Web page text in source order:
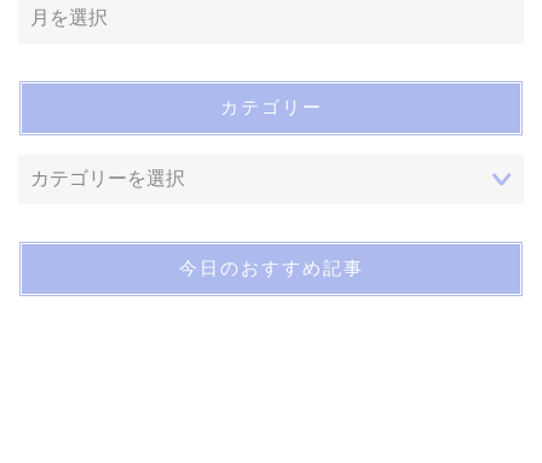
カテゴリー
今日のおすすめ記事